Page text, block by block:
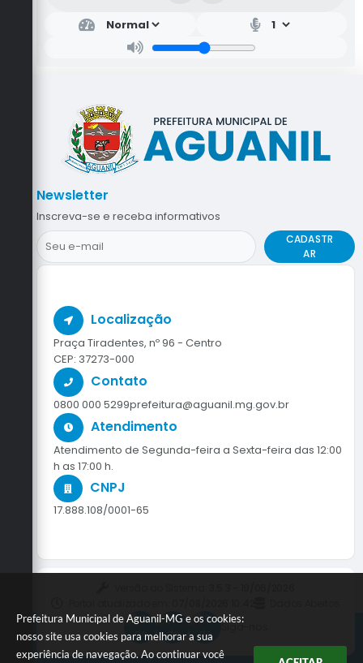
Prefeitura Municipal de Aguanil-MG e os cookies:
nosso site usa cookies para melhorar a sua
experiência de navegação. Ao continuar você
Localização
Praça Tiradentes, nº 96 - Centro
CEP: 37273-000
Contato
0800 000 5299prefeitura@aguanil.mg.gov.br
Atendimento
Atendimento de Segunda-feira a Sexta-feira das 12:00
h as 17:00 h.
CNPJ
17.888.108/0001-65
Newsletter
Inscreva-se e receba informativos
CADASTR
AR
Siga-nos